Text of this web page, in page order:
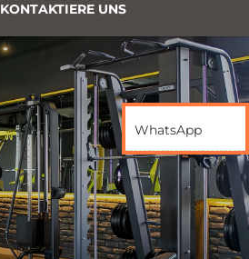
KONTAKTIERE UNS
WhatsApp